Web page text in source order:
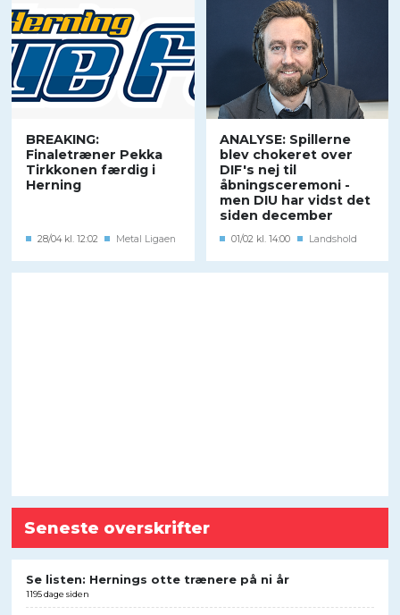
BREAKING:
Finaletræner Pekka
Tirkkonen færdig i
Herning
28/04 kl. 12:02 Metal Ligaen
ANALYSE: Spillerne
blev chokeret over
DIF's nej til
åbningsceremoni -
men DIU har vidst det
siden december
01/02 kl. 14:00 Landshold
Seneste overskrifter
Se listen: Hernings otte trænere på ni år
1195 dage siden